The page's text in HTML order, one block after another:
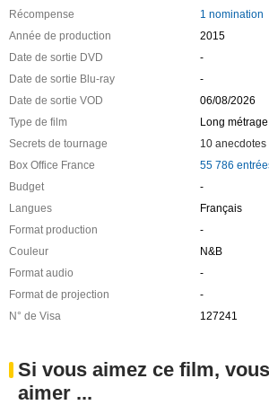
Récompense
1 nomination
Année de production
2015
Date de sortie DVD
-
Date de sortie Blu-ray
-
Date de sortie VOD
06/08/2026
Type de film
Long métrage
Secrets de tournage
10 anecdotes
Box Office France
55 786
Budget
-
Langues
Français
Format production
-
Couleur
N&B
Format audio
-
Format de projection
-
N° de Visa
127241
Si vous aimez ce film,
aimer ...